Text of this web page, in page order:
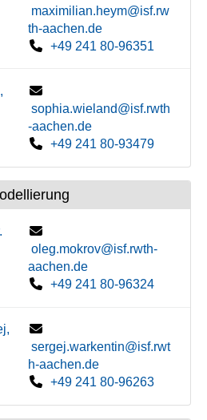
maximilian.heym@isf.rw
th-aachen.de
+49 241 80-96351
sophia.wieland@isf.rwth
-aachen.de
+49 241 80-93479
oleg.mokrov@isf.rwth-
aachen.de
+49 241 80-96324
sergej.warkentin@isf.rwt
h-aachen.de
+49 241 80-96263